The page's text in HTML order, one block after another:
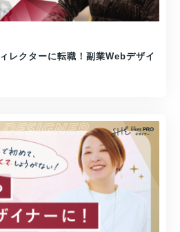
レクターに転職！副業Webデザイ